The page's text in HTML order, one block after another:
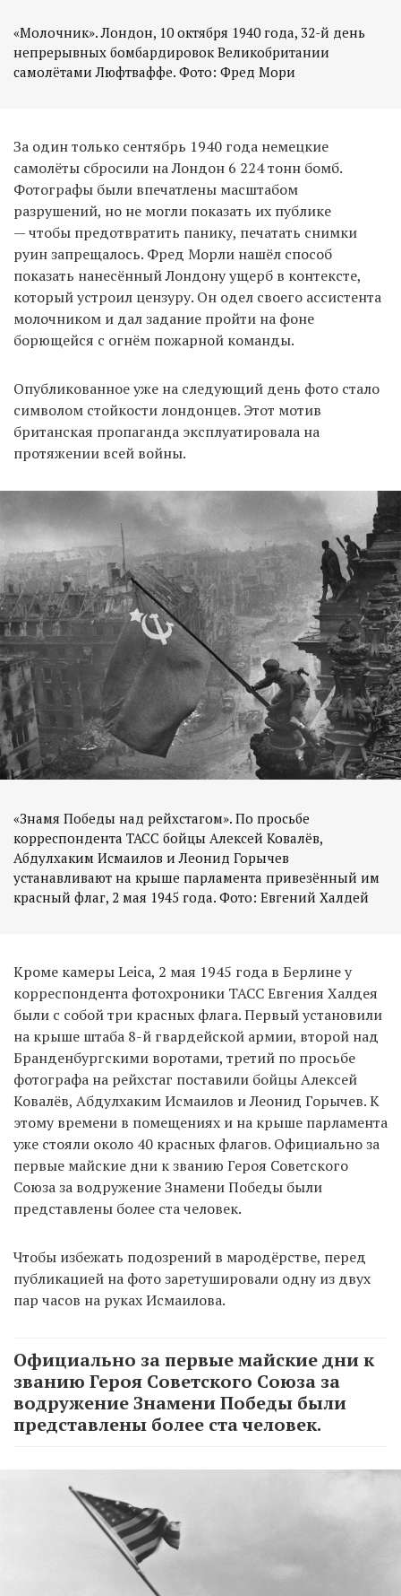
«Молочник». Лондон, 10 октября 1940 года, 32-й день
непрерывных бомбардировок Великобритании
самолётами Люфтваффе. Фото: Фред Мори
За один только сентябрь 1940 года немецкие
самолёты сбросили на Лондон 6 224 тонн бомб.
Фотографы были впечатлены масштабом
разрушений, но не могли показать их публике
— чтобы предотвратить панику, печатать снимки
руин запрещалось. Фред Морли нашёл способ
показать нанесённый Лондону ущерб в контексте,
который устроил цензуру. Он одел своего ассистента
молочником и дал задание пройти на фоне
борющейся с огнём пожарной команды.
Опубликованное уже на следующий день фото стало
символом стойкости лондонцев. Этот мотив
британская пропаганда эксплуатировала на
протяжении всей войны.
«Знамя Победы над рейхстагом». По просьбе
корреспондента ТАСС бойцы Алексей Ковалёв,
Абдулхаким Исмаилов и Леонид Горычев
устанавливают на крыше парламента привезённый им
красный флаг, 2 мая 1945 года. Фото: Евгений Халдей
Кроме камеры Leica, 2 мая 1945 года в Берлине у
корреспондента фотохроники ТАСС Евгения Халдея
были с собой три красных флага. Первый установили
на крыше штаба 8-й гвардейской армии, второй над
Бранденбургскими воротами, третий по просьбе
фотографа на рейхстаг поставили бойцы Алексей
Ковалёв, Абдулхаким Исмаилов и Леонид Горычев. К
этому времени в помещениях и на крыше парламента
уже стояли около 40 красных флагов. Официально за
первые майские дни к званию Героя Советского
Союза за водружение Знамени Победы были
представлены более ста человек.
Чтобы избежать подозрений в мародёрстве, перед
публикацией на фото заретушировали одну из двух
пар часов на руках Исмаилова.
Официально за первые майские дни к
званию Героя Советского Союза за
водружение Знамени Победы были
представлены более ста человек.